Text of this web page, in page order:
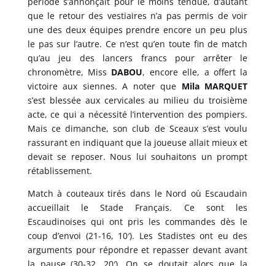
que le retour des vestiaires n’a pas permis de voir
une des deux équipes prendre encore un peu plus
le pas sur l’autre. Ce n’est qu’en toute fin de match
qu’au jeu des lancers francs pour arrêter le
chronomètre, Miss DABOU, encore elle, a offert la
victoire aux siennes. A noter que Mila MARQUET
s’est blessée aux cervicales au milieu du troisième
acte, ce qui a nécessité l’intervention des pompiers.
Mais ce dimanche, son club de Sceaux s’est voulu
rassurant en indiquant que la joueuse allait mieux et
devait se reposer. Nous lui souhaitons un prompt
rétablissement.
Match à couteaux tirés dans le Nord où Escaudain
accueillait le Stade Français. Ce sont les
Escaudinoises qui ont pris les commandes dès le
coup d’envoi (21-16, 10′). Les Stadistes ont eu des
arguments pour répondre et repasser devant avant
la pause (30-32, 20′). On se doutait alors que la